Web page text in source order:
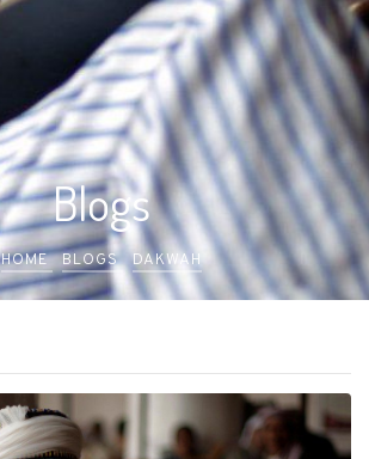
Blogs
HOME BLOGS DAKWAH